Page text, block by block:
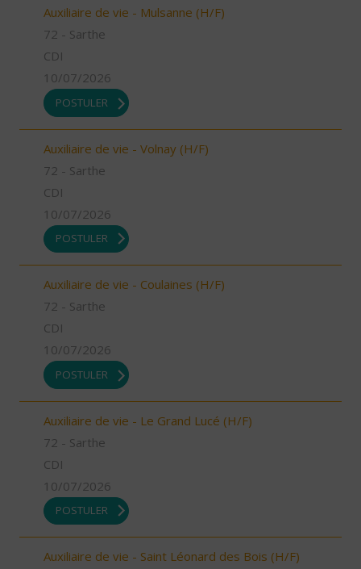
Auxiliaire de vie - Mulsanne (H/F)
72 - Sarthe
CDI
10/07/2026
POSTULER
Auxiliaire de vie - Volnay (H/F)
72 - Sarthe
CDI
10/07/2026
POSTULER
Auxiliaire de vie - Coulaines (H/F)
72 - Sarthe
CDI
10/07/2026
POSTULER
Auxiliaire de vie - Le Grand Lucé (H/F)
72 - Sarthe
CDI
10/07/2026
POSTULER
Auxiliaire de vie - Saint Léonard des Bois (H/F)